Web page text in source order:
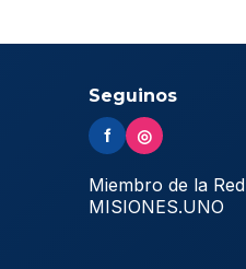
Seguinos
f ◎
Miembro de la Red
MISIONES.UNO